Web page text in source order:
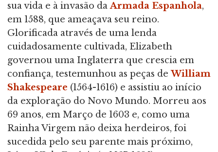
sua vida e à invasão daArmada Espanhola,
em 1588, que ameaçava seu reino.
Glorificada através de uma lenda
cuidadosamente cultivada, Elizabeth
governou uma Inglaterra que crescia em
confiança, testemunhou as peças deWilliam
Shakespeare (1564-1616) e assistiu ao início
da exploração do Novo Mundo. Morreu aos
69 anos, em Março de 1603 e, como uma
Rainha Virgem não deixa herdeiros, foi
sucedida pelo seu parente mais próximo,